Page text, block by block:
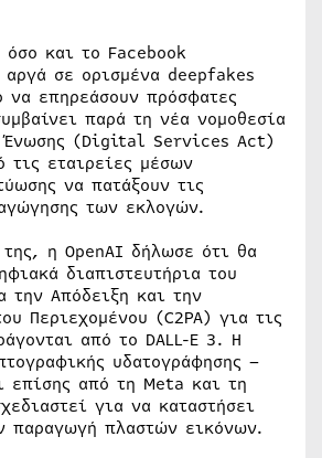
όσο και το Facebook
αργά σε ορισμένα deepfakes
να επηρεάσουν πρόσφατες
παρά τη νέα νομοθεσία
Ένωσης (Digital Services Act)
τις εταιρείες μέσων
να πατάξουν τις
των εκλογών.
η OpenAI δήλωσε ότι θα
διαπιστευτήρια του
την Απόδειξη και την
Περιεχομένου (C2PA) για τις
από το DALL-E 3. Η
υδατογράφησης –
επίσης από τη Meta και τη
για να καταστήσει
παραγωγή πλαστών εικόνων.